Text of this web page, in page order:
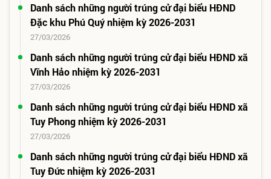
Danh sách những người trúng cử đại biểu HĐND
Đặc khu Phú Quý nhiệm kỳ 2026-2031
27/03/2026
Danh sách những người trúng cử đại biểu HĐND xã
Vĩnh Hảo nhiệm kỳ 2026-2031
27/03/2026
Danh sách những người trúng cử đại biểu HĐND xã
Tuy Phong nhiệm kỳ 2026-2031
27/03/2026
Danh sách những người trúng cử đại biểu HĐND xã
Tuy Đức nhiệm kỳ 2026-2031